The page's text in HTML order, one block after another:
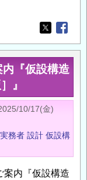
Opens in
『仮設構造
』
10/17(金)
実務者 設計 仮設構
案内『仮設構造